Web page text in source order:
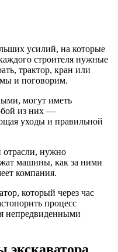
усилий, на которые
строителя нужные
трактор, кран или
мы и поговорим.
могут иметь
из них —
уходы и правильной
отрасли, нужно
машины, как за ними
компания.
который через час
процесс
непредвиденными